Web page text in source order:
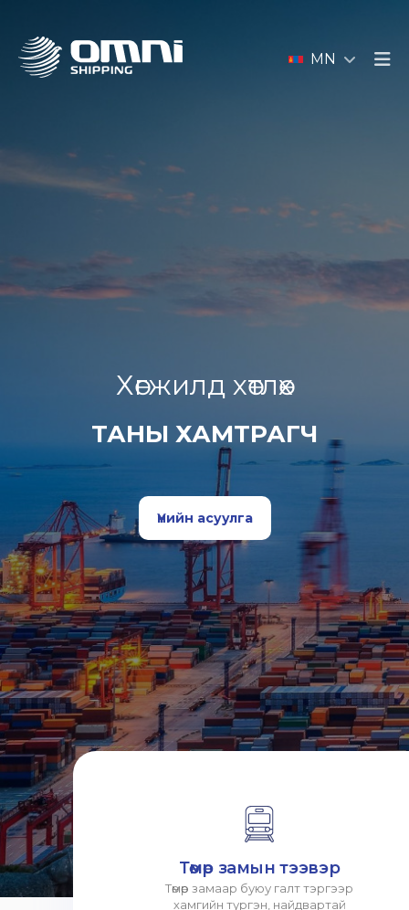
MN
Хөгжилд хөтлөх
ТАНЫ ХАМТРАГЧ
Үнийн асуулга
Төмөр замын тээвэр
Төмөр замаар буюу галт тэргээр
хамгийн түргэн, найдвартай